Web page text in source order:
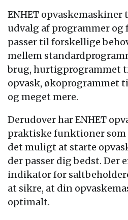
ENHET
udvalg af programmer
passer til forskellige
mellem
brug, hurtigprogrammet
opvask, økoprogrammet
og meget mere.
Derudover har ENHET
praktiske funktioner som
det muligt at starte
der passer dig bedst. Der
indikator for
at sikre, at din
optimalt.